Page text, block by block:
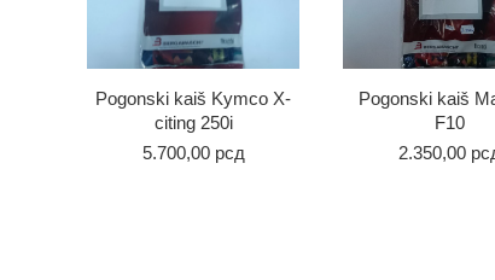
Pogonski kaiš Kymco X-
citing 250i
5.700,00 рсд
Pogonski kaiš
F10
2.350,00